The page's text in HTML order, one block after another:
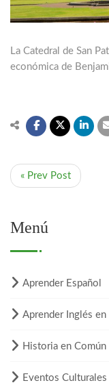
La Catedral de San
económica de
« Prev Post
Menú
Aprender Español
Aprender Inglés en
Historia en Común
Eventos Culturales